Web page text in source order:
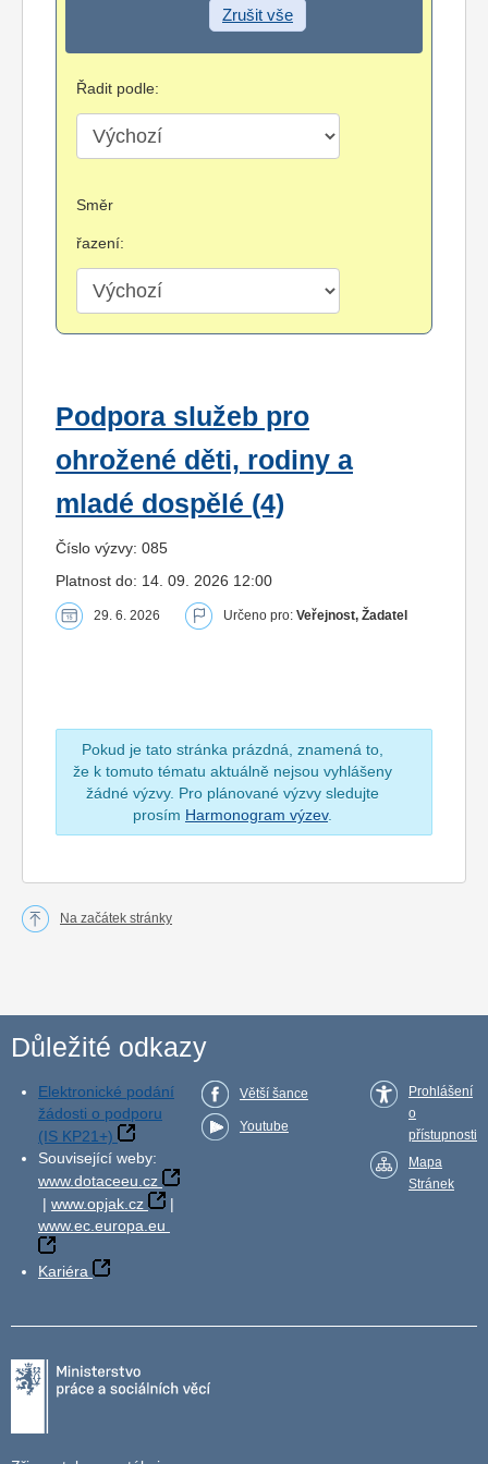
Zrušit vše
Řadit podle:
Směr
řazení:
Podpora služeb pro
ohrožené děti, rodiny a
mladé dospělé (4)
Číslo výzvy: 085
Platnost do: 14. 09. 2026 12:00
29. 6. 2026 Určeno pro: Veřejnost, Žadatel
Pokud je tato stránka prázdná, znamená to,
že k tomuto tématu aktuálně nejsou vyhlášeny
žádné výzvy. Pro plánované výzvy sledujte
prosím Harmonogram výzev.
Na začátek stránky
Důležité odkazy
Elektronické podání
žádosti o podporu
(IS KP21+)
Související weby:
www.dotaceeu.cz
| www.opjak.cz
|
www.ec.europa.eu
Kariéra
Větší šance
Youtube
Prohlášení
o
přístupnosti
Mapa
Stránek